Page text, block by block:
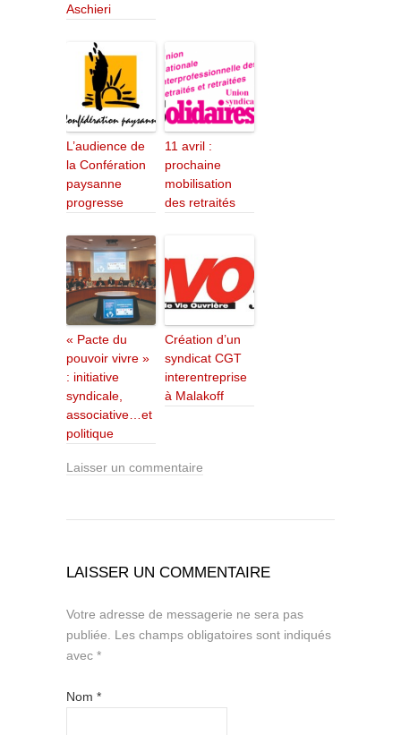
Aschieri
L’audience de
la Confération
paysanne
progresse
11 avril :
prochaine
mobilisation
des retraités
« Pacte du
pouvoir vivre »
: initiative
syndicale,
associative…et
politique
Création d’un
syndicat CGT
interentreprise
à Malakoff
Laisser un commentaire
LAISSER UN COMMENTAIRE
Votre adresse de messagerie ne sera pas
publiée.
Les champs obligatoires sont indiqués
avec *
Nom *